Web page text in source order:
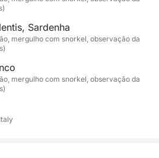
mais preservados da
a bela Cala Pira, uma baía
uma histórica torre de vigia
areia clara e águas rasas de
da atmosfera tranquila da
Sardenha
mergulho com snorkel, observação da
mergulho com snorkel, observação da